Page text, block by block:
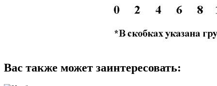
Вас также может заинтересовать: